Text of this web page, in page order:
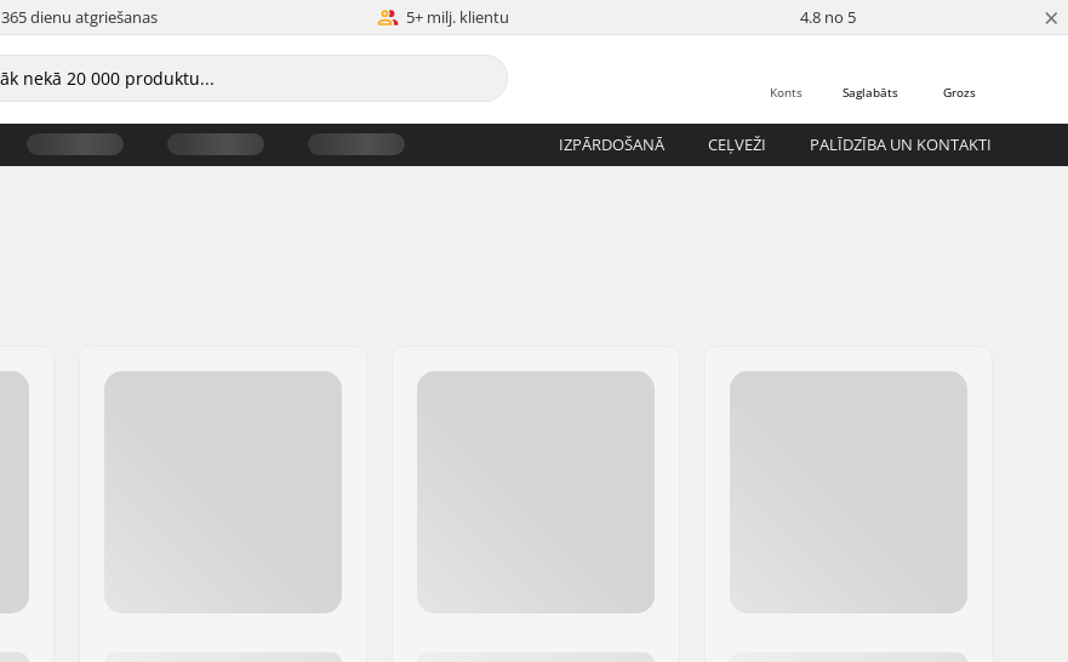
365 dienu atgriešanas 5+ milj. klientu 4.8 no 5 ×
Grozs
Saglabāts
Konts
IZPĀRDOŠANĀ CEĻVEŽI PALĪDZĪBA UN KONTAKTI